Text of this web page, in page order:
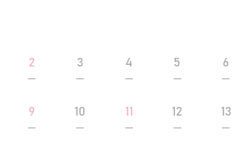
2 3 4 5 6
9 10 11 12 13